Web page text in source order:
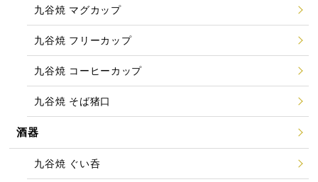
九谷焼 マグカップ
九谷焼 フリーカップ
九谷焼 コーヒーカップ
九谷焼 そば猪口
酒器
九谷焼 ぐい呑